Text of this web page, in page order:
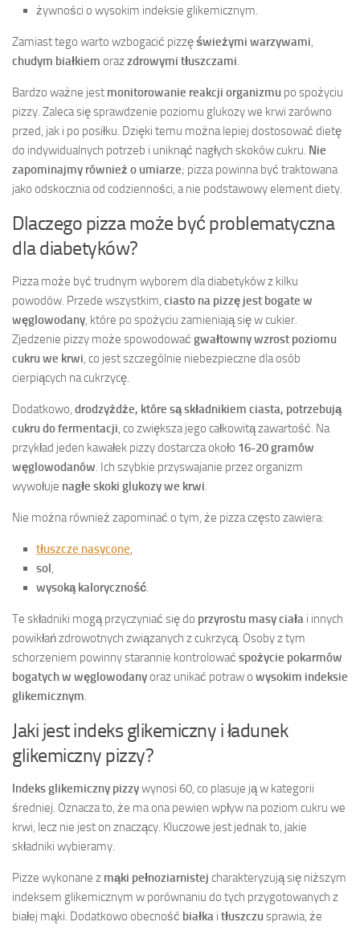
żywności o wysokim indeksie glikemicznym.
Zamiast tego warto wzbogacić pizzęświeżymi warzywami
chudym białkiem orazzdrowymi tłuszczami
Bardzo ważne jest monitorowanie reakcji organizmu po spożyciu
pizzy. Zaleca się sprawdzenie poziomu glukozy we krwi zarówno
przed, jak i po posiłku. Dzięki temu można lepiej dostosować dietę
do indywidualnych potrzeb i uniknąć nagłych skoków cukru. Nie
zapominajmy również o umiarze; pizza powinna być traktowana
jako odskocznia od codzienności, a nie podstawowy element diety.
Dlaczego pizza może być problematyczna
dla diabetyków?
Pizza może być trudnym wyborem dla diabetyków z kilku
powodów. Przede wszystkim, ciasto na pizzę jest bogate w
węglowodany , które po spożyciu zamieniają się w cukier.
Zjedzenie pizzy może spowodować gwałtowny wzrost poziomu
cukru we krwi , co jest szczególnie niebezpieczne dla osób
cierpiących na cukrzycę.
Dodatkowo, drodzyżdże, które są składnikiem ciasta, potrzebują
cukru do fermentacji , co zwiększa jego całkowitą zawartość. Na
przykład jeden kawałek pizzy dostarcza około 16-20 gramów
węglowodanów . Ich szybkie przyswajanie przez organizm
wywołuje nagłe skoki glukozy we krwi
Nie można również zapominać o tym, że pizza często zawiera:
tłuszcze nasycone
sol
wysoką kaloryczność
Te składniki mogą przyczyniać się do przyrostu masy ciała i innych
powikłań zdrowotnych związanych z cukrzycą. Osoby z tym
schorzeniem powinny starannie kontrolować spożycie pokarmów
bogatych w węglowodanyoraz unikać potraw o wysokim indeksie
glikemicznym
Jaki jest indeks glikemiczny i ładunek
glikemiczny pizzy?
Indeks glikemiczny pizzywynosi 60, co plasuje ją w kategorii
średniej. Oznacza to, że ma ona pewien wpływ na poziom cukru we
krwi, lecz nie jest on znaczący. Kluczowe jest jednak to, jakie
składniki wybieramy.
Pizze wykonane z mąki pełnoziarnistej charakteryzują się niższym
indeksem glikemicznym w porównaniu do tych przygotowanych z
białej mąki. Dodatkowo obecność białka i tłuszczusprawia, że